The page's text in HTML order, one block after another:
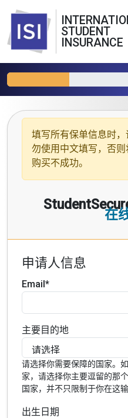
STUDENT
INSURANCE
填写所有保单信息时，
勿使用中文填写，否则
购买不成功。
在
申请人信息
Email*
主要目的地
请选择你需要保障的国家。
家，请选择你主要逗留的那
国家，并不只限制于你在这
出生日期